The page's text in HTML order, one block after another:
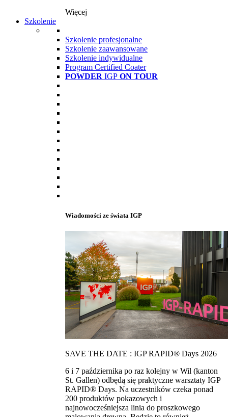
Więcej
Szkolenie
Szkolenie profesjonalne
Szkolenie zaawansowane
Szkolenie indywidualne
Program Certified Coater
POWDER IGP ON TOUR
Wiadomości ze świata IGP
SAVE THE DATE : IGP RAPID® Days 2026
6 i 7 października po raz kolejny w Wil (kanton
St. Gallen) odbędą się praktyczne warsztaty IGP
RAPID® Days. Na uczestników czeka ponad
200 produktów pokazowych i
najnowocześniejsza linia do proszkowego